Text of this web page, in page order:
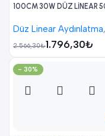
100CM 30W DÜZ LİNEAR
Düz Linear Aydınlatma,
2.566,30₺1.796,30₺
- 30%